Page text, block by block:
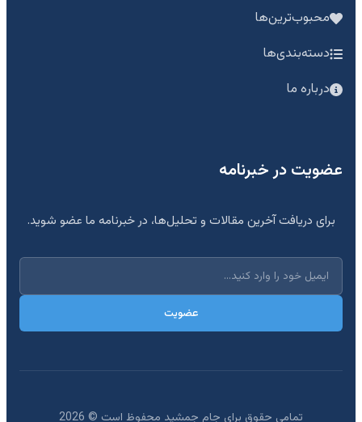
محبوب‌ترین‌ها
دسته‌بندی‌ها
درباره ما
عضویت در خبرنامه
برای دریافت آخرین مقالات و تحلیل‌ها، در خبرنامه ما عضو شوید.
عضویت
تمامی حقوق برای جام جمشید محفوظ است © 2026